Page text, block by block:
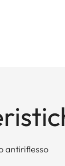
antiriflesso